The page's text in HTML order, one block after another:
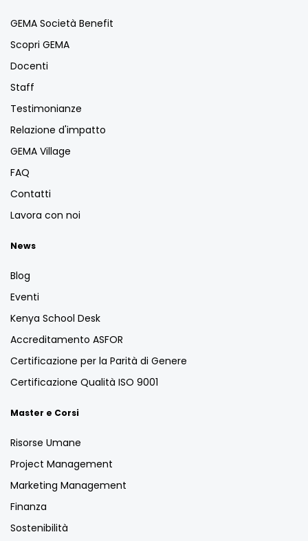
GEMA Società Benefit
Scopri GEMA
Docenti
Staff
Testimonianze
Relazione d'impatto
GEMA Village
FAQ
Contatti
Lavora con noi
News
Blog
Eventi
Kenya School Desk
Accreditamento ASFOR
Certificazione per la Parità di Genere
Certificazione Qualità ISO 9001
Master e Corsi
Risorse Umane
Project Management
Marketing Management
Finanza
Sostenibilità